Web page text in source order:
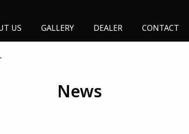
US GALLERY DEALER CONTACT
News